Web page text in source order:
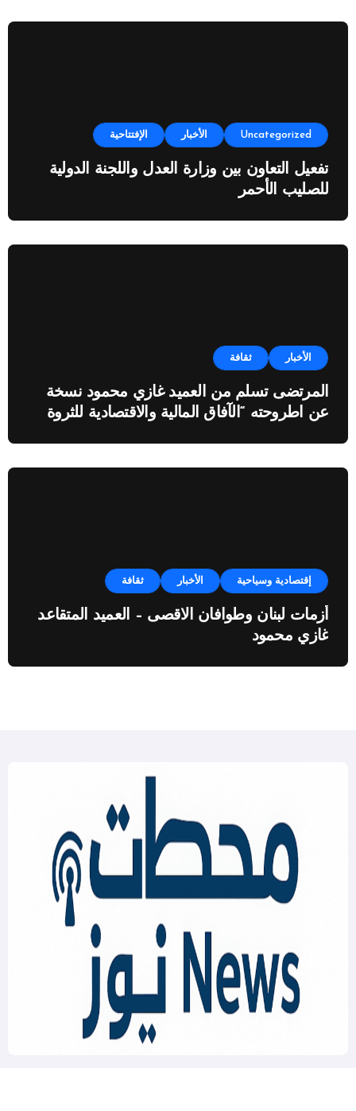
Uncategorized الأخبار الإفتتاحية
تفعيل التعاون بين وزارة العدل واللجنة الدولية
للصليب الأحمر
الأخبار ثقافة
المرتضى تسلم من العميد غازي محمود نسخة
عن اطروحته “الآفاق المالية والاقتصادية للثروة
إقتصادية وسياحية الأخبار ثقافة
أزمات لبنان وطوافان الاقصى – العميد المتقاعد
غازي محمود